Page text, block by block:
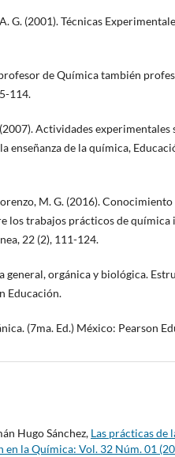
G. (2001). Técnicas
de Química también
114.
Actividades experimentales
enseñanza de la química,
M. G. (2016).
los trabajos prácticos de química
22 (2), 111-124.
general, orgánica y biológica.
Educación.
(7ma. Ed.) México: Pearson
Hugo Sánchez, Las prácticas de
en la Química: Vol. 32 Núm. 01